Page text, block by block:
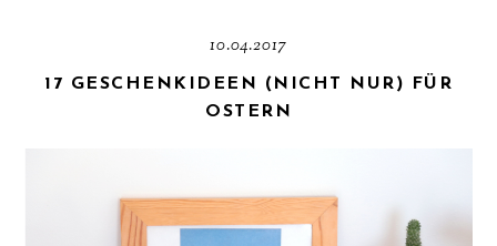
10.04.2017
17 GESCHENKIDEEN (NICHT NUR) FÜR
OSTERN